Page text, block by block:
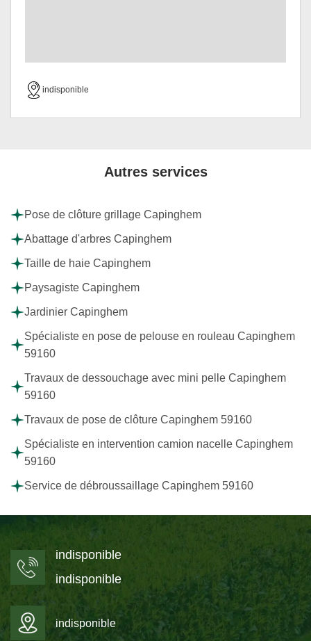
indisponible
Autres services
Pose de clôture grillage Capinghem
Abattage d'arbres Capinghem
Taille de haie Capinghem
Paysagiste Capinghem
Jardinier Capinghem
Spécialiste en pose de pelouse en rouleau Capinghem
59160
Travaux de dessouchage avec mini pelle Capinghem
59160
Travaux de pose de clôture Capinghem 59160
Spécialiste en intervention camion nacelle Capinghem
59160
Service de débroussaillage Capinghem 59160
indisponible
indisponible
indisponible